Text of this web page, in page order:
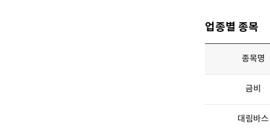
업종별 종목
종목명
금비
대림바스